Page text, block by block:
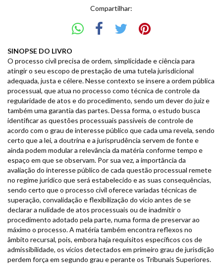
Compartilhar:
SINOPSE DO LIVRO
O processo civil precisa de ordem, simplicidade e ciência para
atingir o seu escopo de prestação de uma tutela jurisdicional
adequada, justa e célere. Nesse contexto se insere a ordem pública
processual, que atua no processo como técnica de controle da
regularidade de atos e do procedimento, sendo um dever do juiz e
também uma garantia das partes. Dessa forma, o estudo busca
identificar as questões processuais passíveis de controle de
acordo com o grau de interesse público que cada uma revela, sendo
certo que a lei, a doutrina e a jurisprudência servem de fonte e
ainda podem modular a relevância da matéria conforme tempo e
espaço em que se observam. Por sua vez, a importância da
avaliação do interesse público de cada questão processual remete
no regime jurídico que será estabelecido e as suas consequências,
sendo certo que o processo civil oferece variadas técnicas de
superação, convalidação e flexibilização do vício antes de se
declarar a nulidade de atos processuais ou de inadmitir o
procedimento adotado pela parte, numa forma de preservar ao
máximo o processo. A matéria também encontra reflexos no
âmbito recursal, pois, embora haja requisitos específicos cos de
admissibilidade, os vícios detectados em primeiro grau de jurisdição
perdem força em segundo grau e perante os Tribunais Superiores.